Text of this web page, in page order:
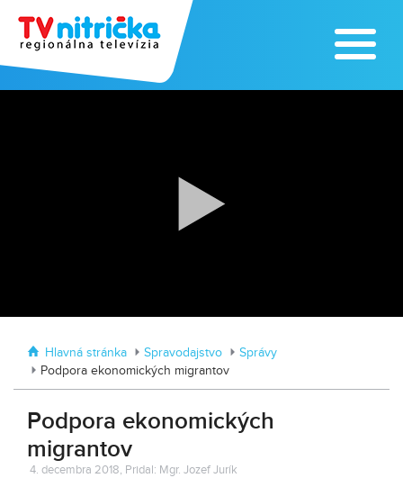
Tvrdošovciach
Hlavná stránka Spravodajstvo
Správy
Podpora ekonomických migrantov
Podpora ekonomických
migrantov
4. decembra 2018, Pridal: Mgr. Jozef Jurík